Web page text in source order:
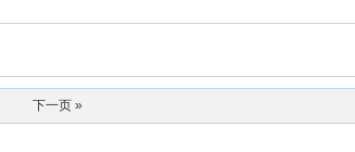
下一页 »